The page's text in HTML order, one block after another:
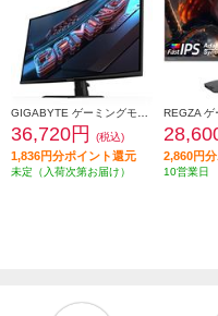
36,720円 (税込)
1,836円分ポイント還元
未定（入荷次第お届け）
2,860円
10営業日